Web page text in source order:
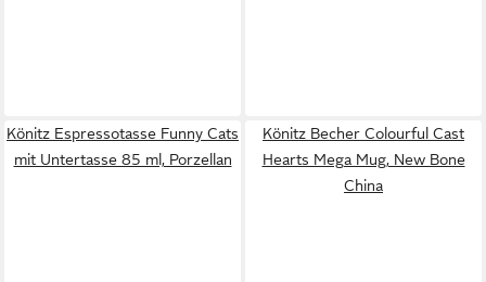
Könitz Espressotasse Funny Cats
mit Untertasse 85 ml, Porzellan
Könitz Becher Colourful Cast
Hearts Mega Mug, New Bone
China